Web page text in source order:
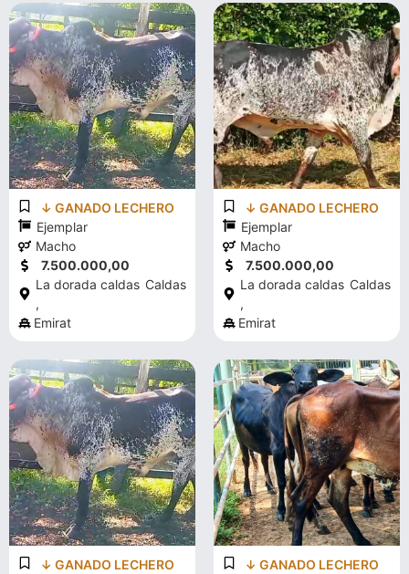
↓ GANADO LECHERO
Ejemplar
Macho
7.500.000,00
La dorada caldas
,
Caldas
Emirat
↓ GANADO LECHERO
Ejemplar
Macho
7.500.000,00
La dorada caldas
,
Caldas
Emirat
↓ GANADO LECHERO
↓ GANADO LECHERO